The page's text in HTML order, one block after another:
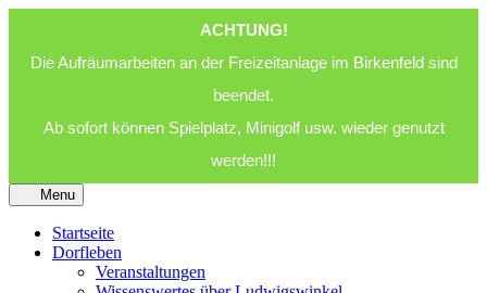
ACHTUNG!
Die Aufräumarbeiten an der Freizeitanlage im Birkenfeld sind
beendet.
Ab sofort können Spielplatz, Minigolf usw. wieder genutzt
werden!!!
Menu
Startseite
Dorfleben
Veranstaltungen